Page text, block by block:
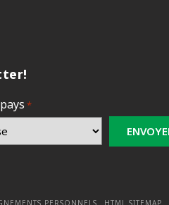
*
PERSONNELS HTML SITEMAP